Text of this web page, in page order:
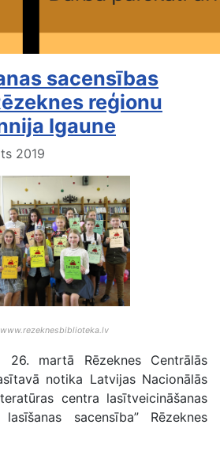
sacensības
reģionu
Igaune
2019
martā Rēzeknes Centrālās
notika Latvijas Nacionālās
centra lasītveicināšanas
sacensība” Rēzeknes